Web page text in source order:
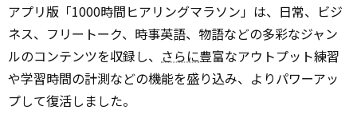
アプリ版「1000時間ヒアリングマラソン」は、日常、ビジ
ネス、フリートーク、時事英語、物語などの多彩なジャン
ルのコンテンツを収録し、 さらに豊富なアウトプット練習
や学習時間の計測などの機能を盛り込み、よりパワーアッ
プして復活しました。